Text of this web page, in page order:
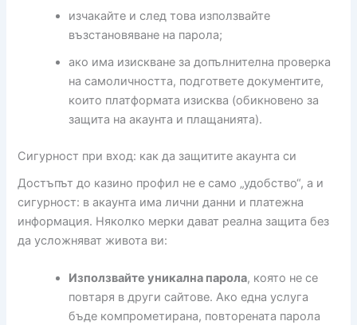
изчакайте и след това използвайте
възстановяване на парола;
ако има изискване за допълнителна проверка
на самоличността, подгответе документите,
които платформата изисква (обикновено за
защита на акаунта и плащанията).
Сигурност при вход: как да защитите акаунта си
Достъпът до казино профил не е само „удобство“, а и
сигурност: в акаунта има лични данни и платежна
информация. Няколко мерки дават реална защита без
да усложняват живота ви:
Използвайте уникална парола, която не се
повтаря в други сайтове. Ако една услуга
бъде компрометирана, повторената парола